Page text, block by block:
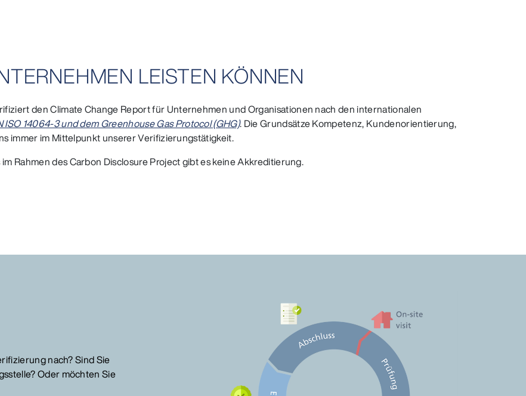
LEISTEN KÖNNEN
den Climate Change Report für Unternehmen und Organisationen nach den internationalen
ISO 14064-3 und dem Greenhouse Gas Protocol (GHG). Die Grundsätze Kompetenz, Kundenorientierung,
immer im Mittelpunkt unserer Verifizierungstätigkeit.
Rahmen des Carbon Disclosure Project gibt es keine Akkreditierung.
nach? Sind Sie
Oder möchten Sie